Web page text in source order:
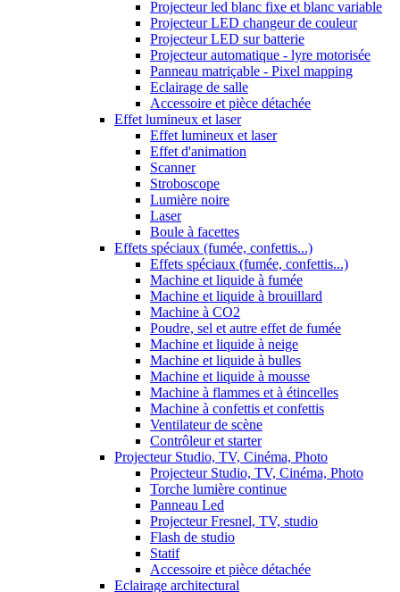
Projecteur led blanc fixe et blanc variable
Projecteur LED changeur de couleur
Projecteur LED sur batterie
Projecteur automatique - lyre motorisée
Panneau matriçable - Pixel mapping
Eclairage de salle
Accessoire et pièce détachée
Effet lumineux et laser
Effet lumineux et laser
Effet d'animation
Scanner
Stroboscope
Lumière noire
Laser
Boule à facettes
Effets spéciaux (fumée, confettis...)
Effets spéciaux (fumée, confettis...)
Machine et liquide à fumée
Machine et liquide à brouillard
Machine à CO2
Poudre, sel et autre effet de fumée
Machine et liquide à neige
Machine et liquide à bulles
Machine et liquide à mousse
Machine à flammes et à étincelles
Machine à confettis et confettis
Ventilateur de scène
Contrôleur et starter
Projecteur Studio, TV, Cinéma, Photo
Projecteur Studio, TV, Cinéma, Photo
Torche lumière continue
Panneau Led
Projecteur Fresnel, TV, studio
Flash de studio
Statif
Accessoire et pièce détachée
Eclairage architectural